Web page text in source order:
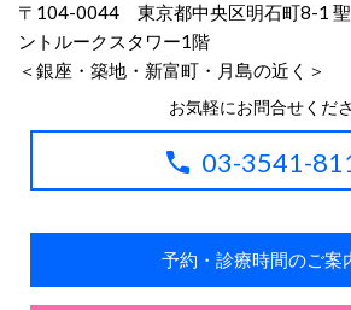
〒104-0044 東京都中央区明石町8-1
ントルークスタワー1階
＜銀座・築地・新富町・月島の近く＞
お気軽にお問合せくだ
03-3541-
予約・診療時間のご